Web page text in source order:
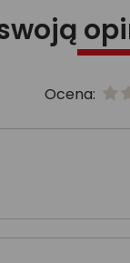
Ocena: